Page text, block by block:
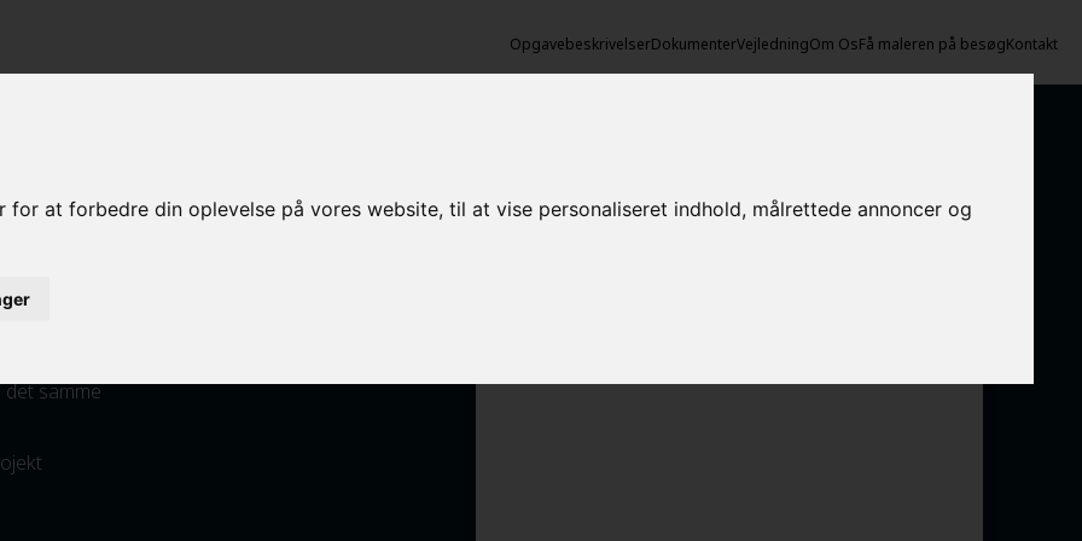
at forbedre din oplevelse på vores website, til at vise personaliseret indhold, målrettede annoncer og
OpgavebeskrivelserDokumenterVejledningOm OsFå maleren på besøgKontakt
malerfirma i Thyholm
det samme